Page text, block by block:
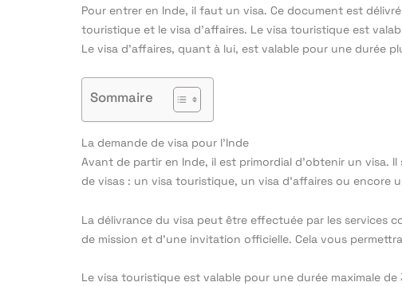
Pour entrer en Inde, il faut un visa. Ce document est
touristique et le visa d’affaires. Le visa touristique est
Le visa d’affaires, quant à lui, est valable pour une durée
Sommaire
La demande de visa pour l’Inde
Avant de partir en Inde, il est primordial d’obtenir un visa.
de visas : un visa touristique, un visa d’affaires ou encore
La délivrance du visa peut être effectuée par les services
de mission et d’une invitation officielle. Cela vous
Le visa touristique est valable pour une durée maximale